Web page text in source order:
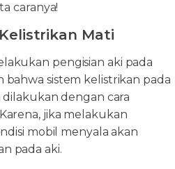
caranya!
Mati
pengisian aki pada
bahwa sistem kelistrikan pada
dilakukan dengan cara
jika melakukan
mobil menyala akan
pada aki.